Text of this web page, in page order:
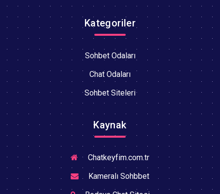
Kategoriler
Sohbet Odaları
Chat Odaları
Sohbet Siteleri
Kaynak
Chatkeyfim.com.tr
Kameralı Sohbbet